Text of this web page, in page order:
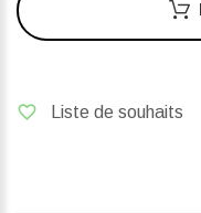
Liste de souhaits